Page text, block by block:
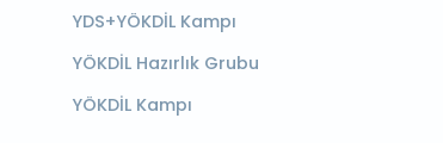
YDS+YÖKDİL Kampı
YÖKDİL Hazırlık Grubu
YÖKDİL Kampı